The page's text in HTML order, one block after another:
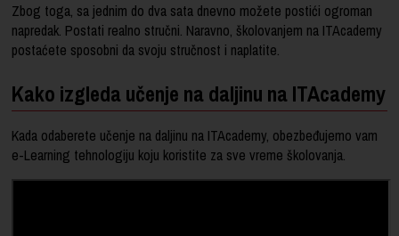
Zbog toga, sa jednim do dva sata dnevno možete postići ogroman
napredak. Postati realno stručni. Naravno, školovanjem na ITAcademy
postaćete sposobni da svoju stručnost i naplatite.
Kako izgleda učenje na daljinu na ITAcademy
Kada odaberete učenje na daljinu na ITAcademy, obezbeđujemo vam
e-Learning tehnologiju koju koristite za sve vreme školovanja.